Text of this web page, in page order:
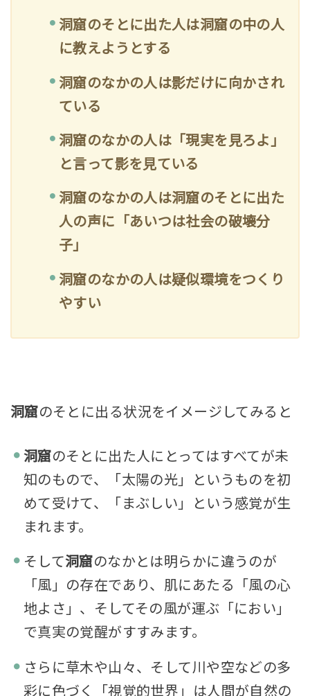
洞窟のそとに出た人は洞窟の中の人
に教えようとする
洞窟のなかの人は影だけに向かされ
ている
洞窟のなかの人は「現実を見ろよ」
と言って影を見ている
洞窟のなかの人は洞窟のそとに出た
人の声に「あいつは社会の破壊分
子」
洞窟のなかの人は疑似環境をつくり
やすい
洞窟のそとに出る状況をイメージしてみると
洞窟のそとに出た人にとってはすべてが未
知のもので、「太陽の光」というものを初
めて受けて、「まぶしい」という感覚が生
まれます。
そして洞窟のなかとは明らかに違うのが
「風」の存在であり、肌にあたる「風の心
地よさ」、そしてその風が運ぶ「におい」
で真実の覚醒がすすみます。
さらに草木や山々、そして川や空などの多
彩に色づく「視覚的世界」は人間が自然の